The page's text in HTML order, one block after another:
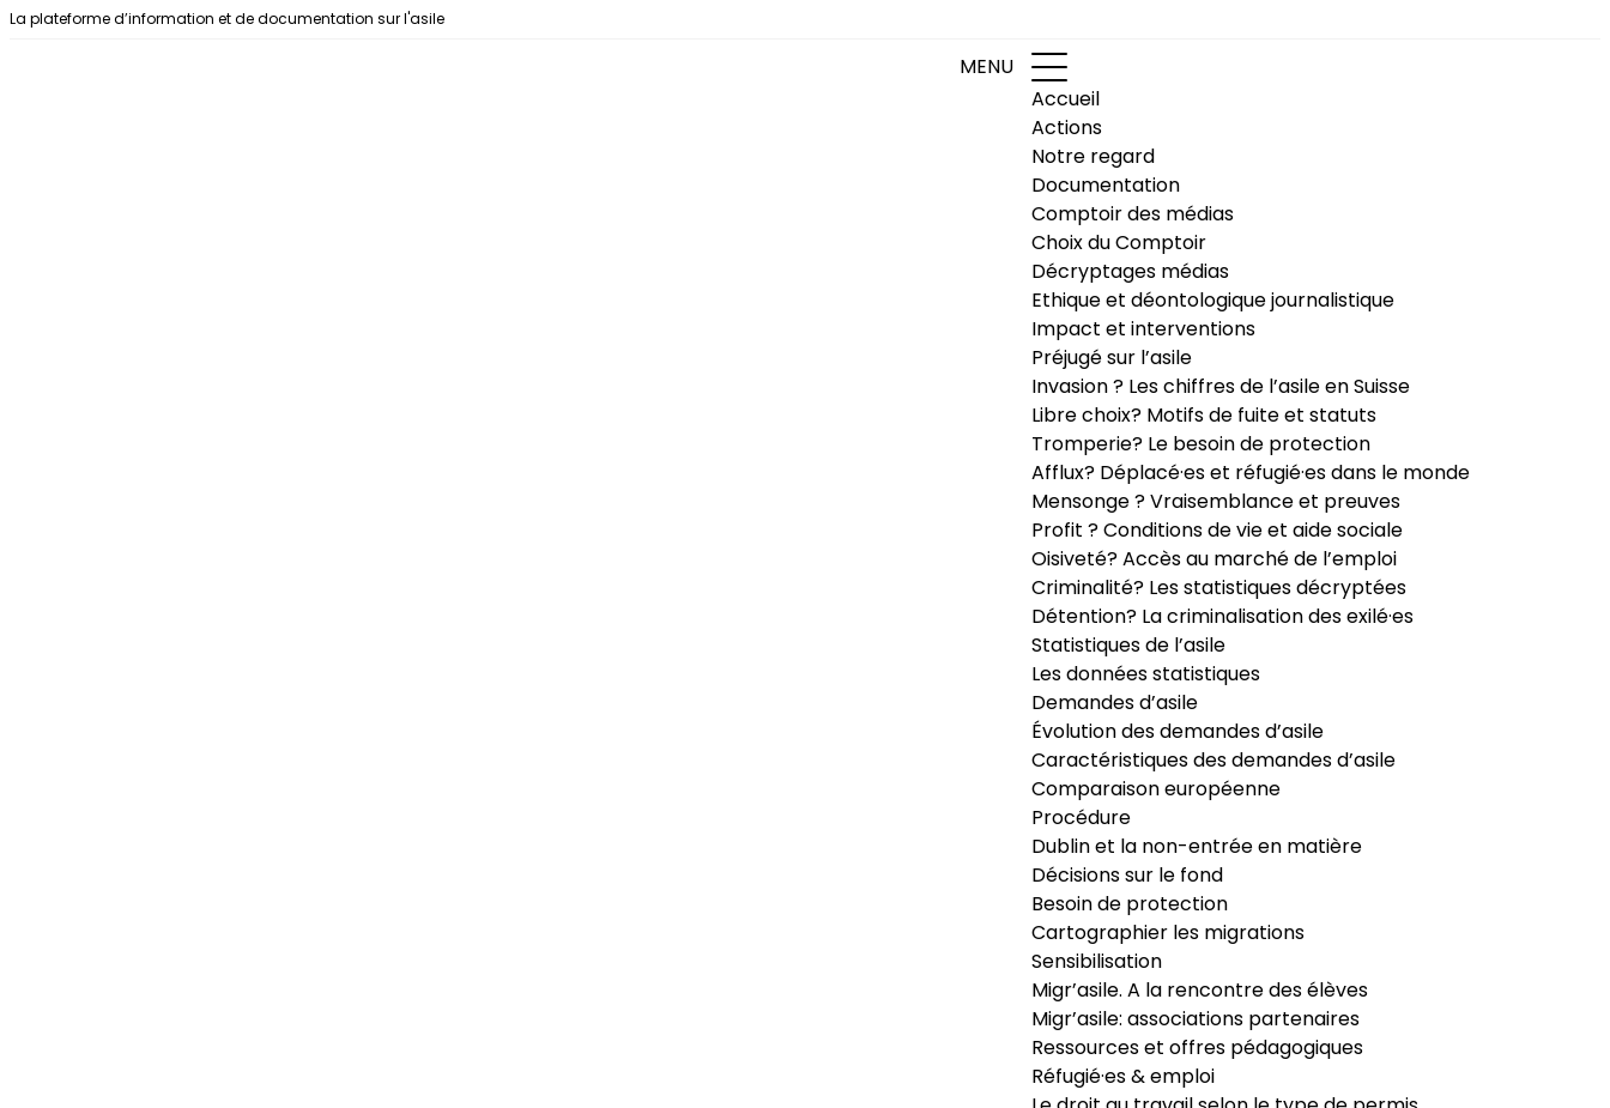
Aller au contenu
La plateforme d’information et de documentation sur l'asile
MENU
Accueil
Actions
Notre regard
Documentation
Comptoir des médias
Choix du Comptoir
Décryptages médias
Ethique et déontologique journalistique
Impact et interventions
Préjugé sur l’asile
Invasion ? Les chiffres de l’asile en Suisse
Libre choix? Motifs de fuite et statuts
Tromperie? Le besoin de protection
Afflux? Déplacé·es et réfugié·es dans le monde
Mensonge ? Vraisemblance et preuves
Profit ? Conditions de vie et aide sociale
Oisiveté? Accès au marché de l’emploi
Criminalité? Les statistiques décryptées
Détention? La criminalisation des exilé·es
Statistiques de l’asile
Les données statistiques
Demandes d’asile
Évolution des demandes d’asile
Caractéristiques des demandes d’asile
Comparaison européenne
Procédure
Dublin et la non-entrée en matière
Décisions sur le fond
Besoin de protection
Cartographier les migrations
Sensibilisation
Migr’asile. A la rencontre des élèves
Migr’asile: associations partenaires
Ressources et offres pédagogiques
Réfugié·es & emploi